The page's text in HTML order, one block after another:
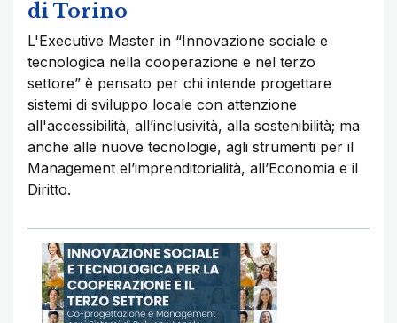
di Torino
L'Executive Master in “Innovazione sociale e
tecnologica nella cooperazione e nel terzo
settore” è pensato per chi intende progettare
sistemi di sviluppo locale con attenzione
all'accessibilità, all’inclusività, alla sostenibilità; ma
anche alle nuove tecnologie, agli strumenti per il
Management el’imprenditorialità, all’Economia e il
Diritto.